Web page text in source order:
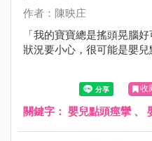
作者：陳映庄
「我的寶寶總是搖頭晃腦
狀況要小心，很可能是嬰兒
收
關鍵字： 嬰兒點頭痙攣、